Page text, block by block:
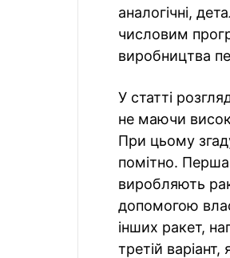
аналогічні,
числовим
виробництва
У статті
не маючи
При цьому
помітно.
виробляють
допомогою
інших ракет,
третій